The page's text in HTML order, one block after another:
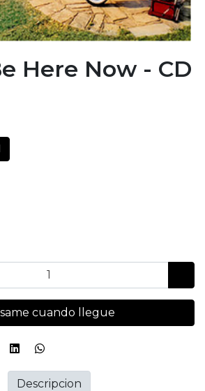
Here Now - CD
cuando llegue
Descripcion